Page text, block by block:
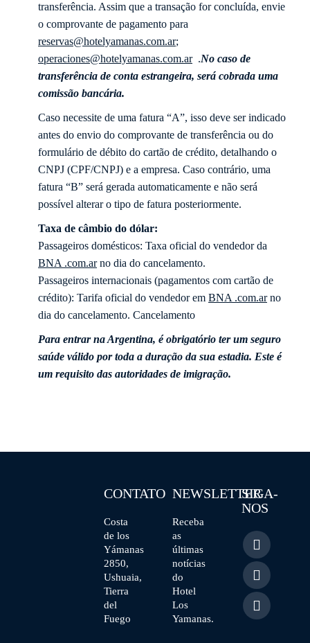
transferência. Assim que a transação for concluída, envie
o comprovante de pagamento para
reservas@hotelyamanas.com.ar;
operaciones@hotelyamanas.com.ar .No caso de
transferência de conta estrangeira, será cobrada uma
comissão bancária.
Caso necessite de uma fatura “A”, isso deve ser indicado
antes do envio do comprovante de transferência ou do
formulário de débito do cartão de crédito, detalhando o
CNPJ (CPF/CNPJ) e a empresa. Caso contrário, uma
fatura “B” será gerada automaticamente e não será
possível alterar o tipo de fatura posteriormente.
Taxa de câmbio do dólar:
Passageiros domésticos: Taxa oficial do vendedor da
BNA .com.arno dia do cancelamento.
Passageiros internacionais (pagamentos com cartão de
crédito): Tarifa oficial do vendedor em BNA .com.arno
dia do cancelamento. Cancelamento
Para entrar na Argentina, é obrigatório ter um seguro
saúde válido por toda a duração da sua estadia. Este é
um requisito das autoridades de imigração.
CONTATO
Costa
de los
Yámanas
2850,
Ushuaia,
Tierra
del
Fuego
NEWSLETTER
Receba
as
últimas
notícias
do
Hotel
Los
Yamanas.
SIGA-
NOS
Encontre-nos
em:Facebook
page
opens
YouTube
page
opens
Instagram